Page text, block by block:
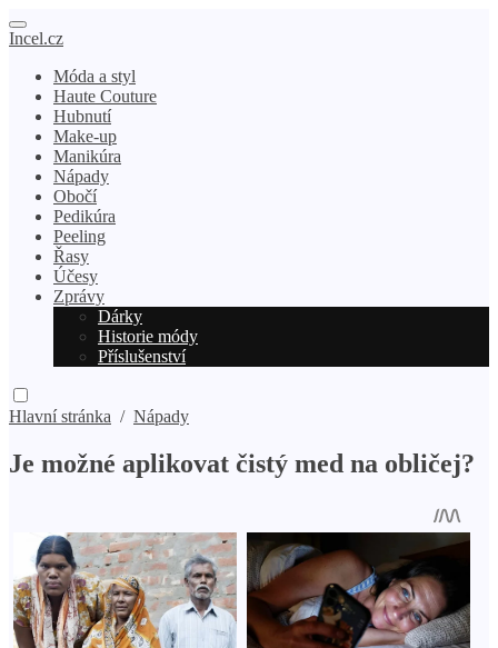
Incel.cz
Móda a styl
Haute Couture
Hubnutí
Make-up
Manikúra
Nápady
Obočí
Pedikúra
Peeling
Řasy
Účesy
Zprávy
Dárky
Historie módy
Příslušenství
Hlavní stránka / Nápady
Je možné aplikovat čistý med na obličej?